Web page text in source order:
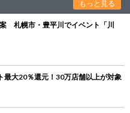
もっと見る
札幌市・豊平川でイベント「川
最大20％還元！30万店舗以上が対象